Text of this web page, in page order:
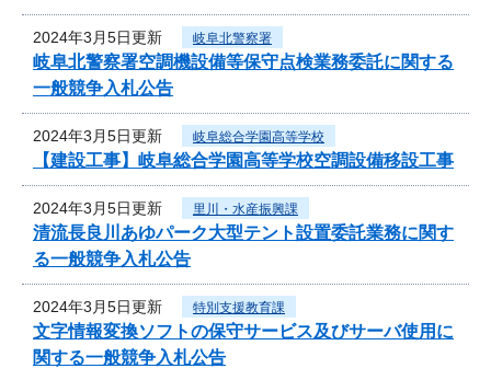
2024年3月5日更新 岐阜北警察署
岐阜北警察署空調機設備等保守点検業務委託に関する
一般競争入札公告
2024年3月5日更新 岐阜総合学園高等学校
【建設工事】岐阜総合学園高等学校空調設備移設工事
2024年3月5日更新 里川・水産振興課
清流長良川あゆパーク大型テント設置委託業務に関す
る一般競争入札公告
2024年3月5日更新 特別支援教育課
文字情報変換ソフトの保守サービス及びサーバ使用に
関する一般競争入札公告